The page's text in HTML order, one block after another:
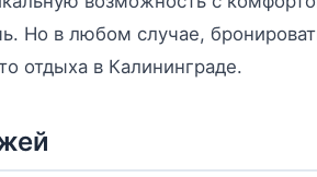
Но в любом случае,
отдыха в Калининграде.